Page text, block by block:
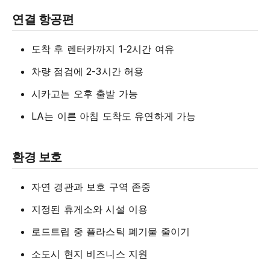
연결 항공편
도착 후 렌터카까지 1-2시간 여유
차량 점검에 2-3시간 허용
시카고는 오후 출발 가능
LA는 이른 아침 도착도 유연하게 가능
환경 보호
자연 경관과 보호 구역 존중
지정된 휴게소와 시설 이용
로드트립 중 플라스틱 폐기물 줄이기
소도시 현지 비즈니스 지원